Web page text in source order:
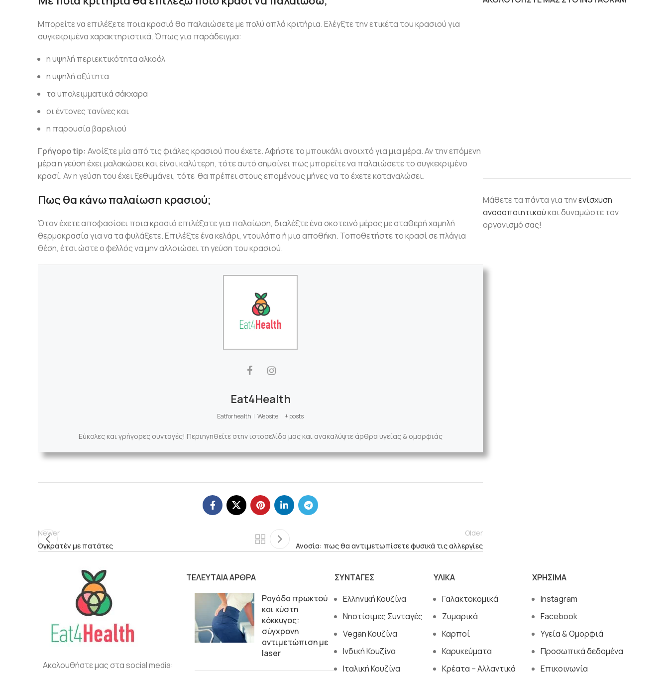
Μπορείτε να επιλέξετε ποια κρασιά θα παλαιώσετε με πολύ απλά κριτήρια. Ελέγξτε την ετικέτα του κρασιού για
συγκεκριμένα χαρακτηριστικά. Όπως για παράδειγμα:
η υψηλή περιεκτικότητα αλκοόλ
η υψηλή οξύτητα
τα υπολειμματικά σάκχαρα
οι έντονες τανίνες και
η παρουσία βαρελιού
Γρήγορο tip: Ανοίξτε μία από τις φιάλες κρασιού που έχετε. Αφήστε το μπουκάλι ανοιχτό για μια μέρα. Αν την επόμενη
μέρα η γεύση έχει μαλακώσει και είναι καλύτερη, τότε αυτό σημαίνει πως μπορείτε να παλαιώσετε το συγκεκριμένο
κρασί. Αν η γεύση του έχει ξεθυμάνει, τότε θα πρέπει στους επομένους μήνες να το έχετε καταναλώσει.
Πως θα κάνω παλαίωση κρασιού;
Όταν έχετε αποφασίσει ποια κρασιά επιλέξατε για παλαίωση, διαλέξτε ένα σκοτεινό μέρος με σταθερή χαμηλή
θερμοκρασία για να τα φυλάξετε. Επιλέξτε ένα κελάρι, ντουλάπα ή μια αποθήκη. Τοποθετήστε το κρασί σε πλάγια
θέση, έτσι ώστε ο φελλός να μην αλλοιώσει τη γεύση του κρασιού.
Eat4Health
Eatforhealth | Website | + posts
Εύκολες και γρήγορες συνταγές! Περιηγηθείτε στην ιστοσελίδα μας και ανακαλύψτε άρθρα υγείας & ομορφιάς
Newer
Ογκρατέν με πατάτες
Older
Ανοσία: πως θα αντιμετωπίσετε φυσικά τις αλλεργίες
Μάθετε τα πάντα για τηνενίσχυση
ανοσοποιητικούκαι δυναμώστε τον
οργανισμό σας!
Ακολουθήστε μας στα social media:
ΤΕΛΕΥΤΑΙΑ ΑΡΘΡΑ
Ραγάδα πρωκτού
και κύστη
κόκκυγος:
σύγχρονη
αντιμετώπιση με
laser
ΣΥΝΤΑΓΕΣ
Ελληνική Κουζίνα
Νηστίσιμες Συνταγές
Vegan Κουζίνα
Ινδική Κουζίνα
Ιταλική Κουζίνα
ΥΛΙΚΑ
Γαλακτοκομικά
Ζυμαρικά
Καρποί
Καρυκεύματα
Κρέατα – Αλλαντικά
ΧΡΗΣΙΜΑ
Instagram
Facebook
Υγεία & Ομορφιά
Προσωπικά δεδομένα
Επικοινωνία